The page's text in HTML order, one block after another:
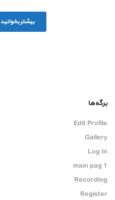
بیشتر بخوانید
برگه‌ها
Edit Profile
Gallery
Log In
main pag 1
Recording
Register